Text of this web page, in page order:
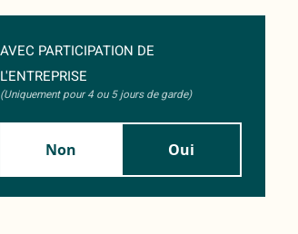
AVEC PARTICIPATION DE
L'ENTREPRISE
(Uniquement pour 4 ou 5 jours de garde)
Non Oui